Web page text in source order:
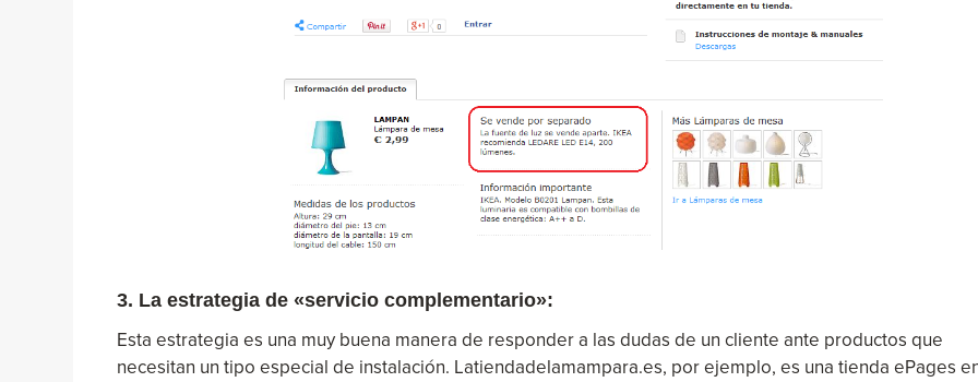
3. La estrategia de «servicio complementario»:
Esta estrategia es una muy buena manera de responder a las dudas de un cliente ante productos que
necesitan un tipo especial de instalación. Latiendadelamampara.es, por ejemplo, es una tienda ePages